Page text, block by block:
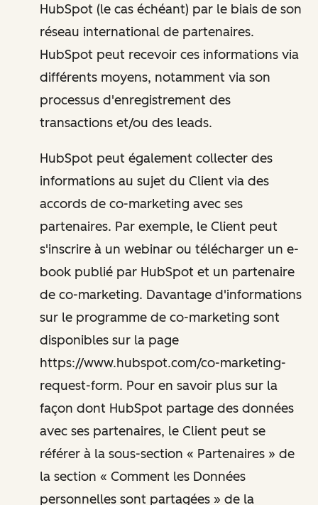
HubSpot (le cas échéant) par le biais de son
réseau international de partenaires.
HubSpot peut recevoir ces informations via
différents moyens, notamment via son
processus d'enregistrement des
transactions et/ou des leads.
HubSpot peut également collecter des
informations au sujet du Client via des
accords de co-marketing avec ses
partenaires. Par exemple, le Client peut
s'inscrire à un webinar ou télécharger un e-
book publié par HubSpot et un partenaire
de co-marketing. Davantage d'informations
sur le programme de co-marketing sont
disponibles sur la page
https://www.hubspot.com/co-marketing-
request-form. Pour en savoir plus sur la
façon dont HubSpot partage des données
avec ses partenaires, le Client peut se
référer à la sous-section « Partenaires » de
la section « Comment les Données
personnelles sont partagées » de la